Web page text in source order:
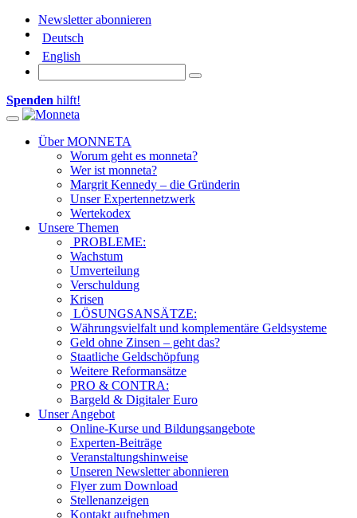
Newsletter abonnieren
Deutsch
English
Spenden hilft!
Toggle navigation
Über MONNETA
Worum geht es monneta?
Wer ist monneta?
Margrit Kennedy – die Gründerin
Unser Expertennetzwerk
Wertekodex
Unsere Themen
PROBLEME:
Wachstum
Umverteilung
Verschuldung
Krisen
LÖSUNGSANSÄTZE:
Währungsvielfalt und komplementäre Geldsysteme
Geld ohne Zinsen – geht das?
Staatliche Geldschöpfung
Weitere Reformansätze
PRO & CONTRA:
Bargeld & Digitaler Euro
Unser Angebot
Online-Kurse und Bildungsangebote
Experten-Beiträge
Veranstaltungshinweise
Unseren Newsletter abonnieren
Flyer zum Download
Stellenanzeigen
Kontakt aufnehmen